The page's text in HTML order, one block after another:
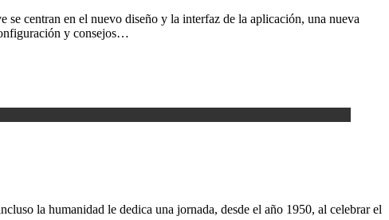
centran en el nuevo diseño y la interfaz de la aplicación, una nueva
y consejos…
la humanidad le dedica una jornada, desde el año 1950, al celebrar el